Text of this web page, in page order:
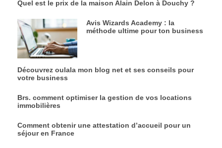
Quel est le prix de la maison Alain Delon à Douchy ?
Avis Wizards Academy : la
méthode ultime pour ton business
Découvrez oulala mon blog net et ses conseils pour
votre business
Brs. comment optimiser la gestion de vos locations
immobilières
Comment obtenir une attestation d’accueil pour un
séjour en France